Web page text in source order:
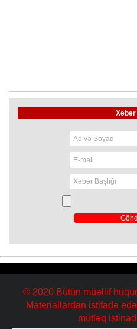
© 2020 Bütün müəllif
Materiallardan istifadə
mütləq istinad